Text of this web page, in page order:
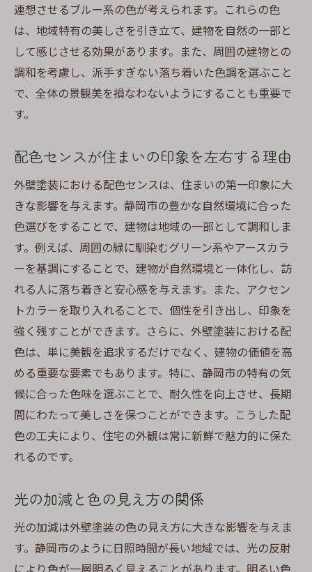
連想させるブルー系の色が考えられます。これらの色
は、地域特有の美しさを引き立て、建物を自然の一部と
して感じさせる効果があります。また、周囲の建物との
調和を考慮し、派手すぎない落ち着いた色調を選ぶこと
で、全体の景観美を損なわないようにすることも重要で
す。
配色センスが住まいの印象を左右する理由
外壁塗装における配色センスは、住まいの第一印象に大
きな影響を与えます。静岡市の豊かな自然環境に合った
色選びをすることで、建物は地域の一部として調和しま
す。例えば、周囲の緑に馴染むグリーン系やアースカラ
ーを基調にすることで、建物が自然環境と一体化し、訪
れる人に落ち着きと安心感を与えます。また、アクセン
トカラーを取り入れることで、個性を引き出し、印象を
強く残すことができます。さらに、外壁塗装における配
色は、単に美観を追求するだけでなく、建物の価値を高
める重要な要素でもあります。特に、静岡市の特有の気
候に合った色味を選ぶことで、耐久性を向上させ、長期
間にわたって美しさを保つことができます。こうした配
色の工夫により、住宅の外観は常に新鮮で魅力的に保た
れるのです。
光の加減と色の見え方の関係
光の加減は外壁塗装の色の見え方に大きな影響を与えま
す。静岡市のように日照時間が長い地域では、光の反射
により色が一層明るく見えることがあります。明るい色